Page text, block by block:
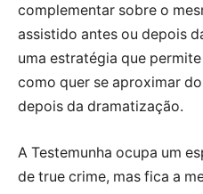
complementar sobre o
assistido antes ou depois
uma estratégia que
como quer se aproximar
depois da dramatização.
A Testemunha ocupa um
de true crime, mas fica a